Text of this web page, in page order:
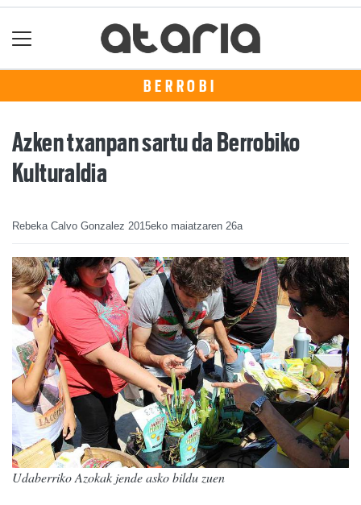
BERROBI
Azken txanpan sartu da Berrobiko
Kulturaldia
Rebeka Calvo Gonzalez 2015eko maiatzaren 26a
Udaberriko Azokak jende asko bildu zuen